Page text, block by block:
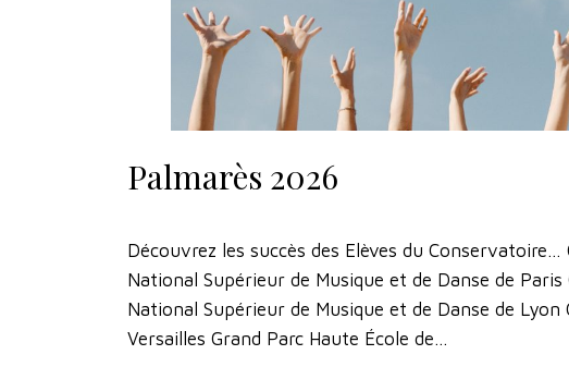
Palmarès 2026
Découvrez les succès des Elèves du
National Supérieur de Musique et de Danse de
National Supérieur de Musique et de Danse de Lyon
Versailles Grand Parc Haute École de…